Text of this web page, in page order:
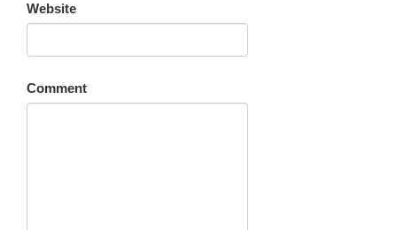
Website
Comment